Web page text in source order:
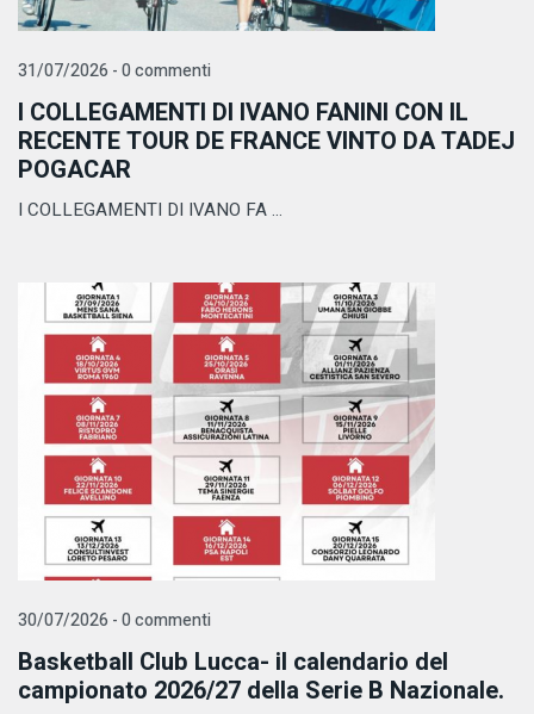
31/07/2026 - 0 commenti
I COLLEGAMENTI DI IVANO FANINI CON IL
RECENTE TOUR DE FRANCE VINTO DA TADEJ
POGACAR
I COLLEGAMENTI DI IVANO FA ...
30/07/2026 - 0 commenti
Basketball Club Lucca- il calendario del
campionato 2026/27 della Serie B Nazionale.